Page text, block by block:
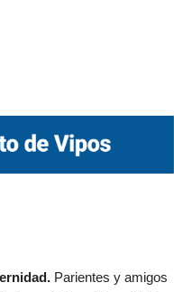
Parientes y amigos